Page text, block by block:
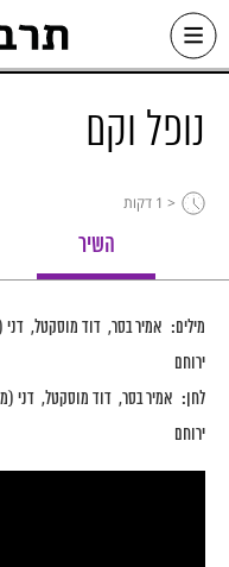
Skip
content
כל האתר
נופל וקם
< 1 דקות
השיר
מילים: אמיר בסר דוד מוסקטל דני
ירוחם
לחן: אמיר בסר דוד מוסקטל דני
ירוחם